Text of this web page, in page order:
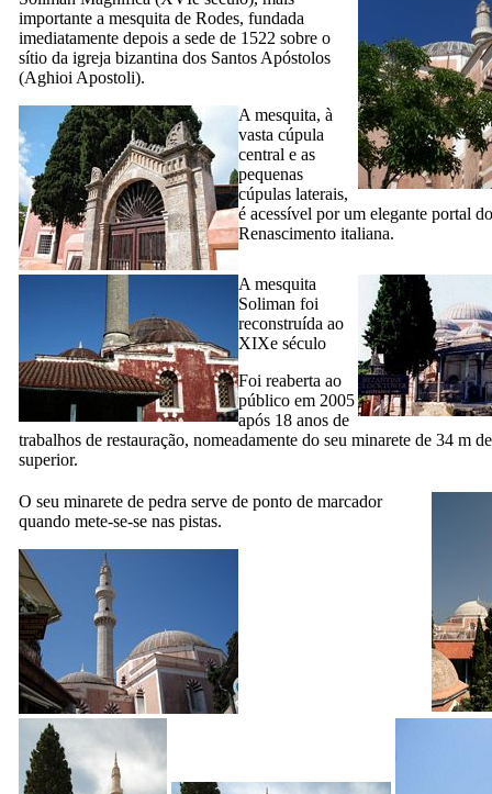
importante a mesquita de Rodes, fundada
imediatamente depois a sede de 1522 sobre o
sítio da igreja bizantina dos Santos Apóstolos
(Aghioi Apostoli).
A mesquita, à
vasta cúpula
central e as
pequenas
cúpulas laterais,
é acessível por um elegante portal do
Renascimento italiana.
A mesquita
Soliman foi
reconstruída ao
XIXe século
Foi reaberta ao
público em 2005
após 18 anos de
trabalhos de restauração, nomeadamente do seu minarete de 34 m
superior.
O seu minarete de pedra serve de ponto de marcador
quando mete-se-se nas pistas.